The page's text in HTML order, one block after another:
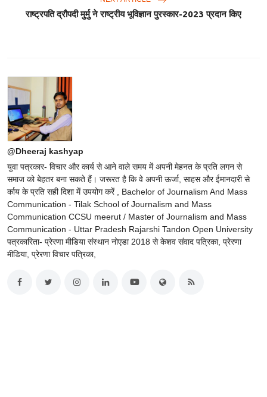
राष्ट्रपति द्रौपदी मुर्मु ने राष्ट्रीय भूविज्ञान पुरस्कार-2023 प्रदान किए
@Dheeraj kashyap
युवा पत्रकार- विचार और कार्य से आने वाले समय में अपनी मेहनत के प्रति लगन से
समाज को बेहतर बना सकते हैं। जरूरत है कि वे अपनी ऊर्जा, साहस और ईमानदारी से
र्काय के प्रति सही दिशा में उपयोग करें , Bachelor of Journalism And Mass
Communication - Tilak School of Journalism and Mass
Communication CCSU meerut / Master of Journalism and Mass
Communication - Uttar Pradesh Rajarshi Tandon Open University
पत्रकारिता- प्रेरणा मीडिया संस्थान नोएडा 2018 से केशव संवाद पत्रिका, प्रेरणा
मीडिया, प्रेरणा विचार पत्रिका,